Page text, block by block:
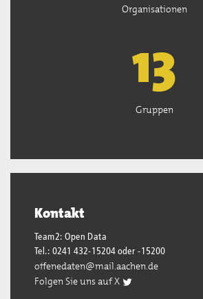
Organisationen
13
Gruppen
Kontakt
Team2: Open Data
Tel.: 0241 432-15204 oder -15200
offenedaten@mail.aachen.de
Folgen Sie uns auf X